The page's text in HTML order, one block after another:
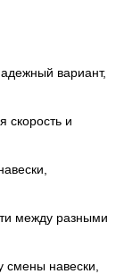
вариант,
скорость и
между разными
смены навески,